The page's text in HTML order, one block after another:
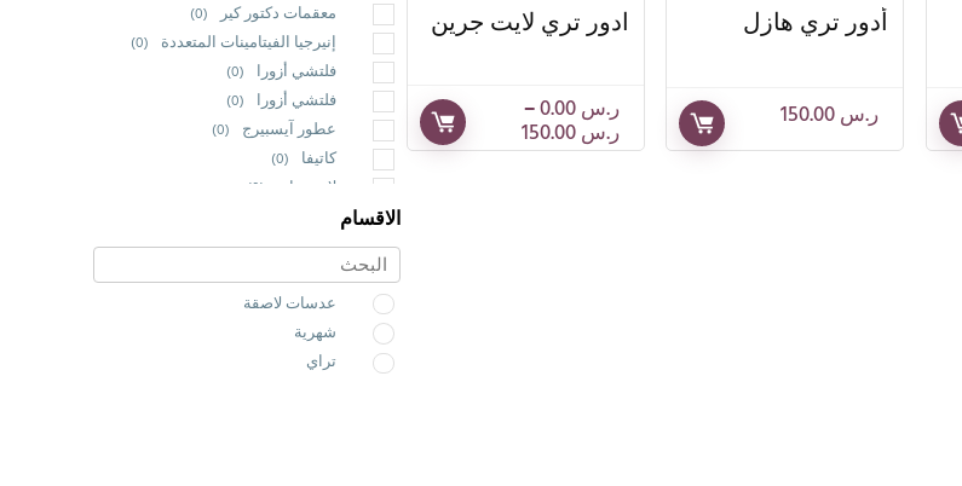
معقمات دكتور كير (0)
إنيرجيا الفيتامينات المتعددة (0)
فلتشي أزورا (0)
فلتشي أزورا (0)
عطور آيسبيرج (0)
كاتيفا (0)
لابروسان (0)
مستحضرات التجميل ويك اب
ميلانو
الاقسام
عدسات لاصقة
شهرية
تراي
أدور تري هازل
ر.س
ادور تري لايت جرين
ر.س –
ر.س